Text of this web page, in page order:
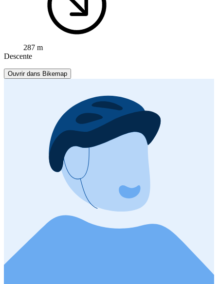
287 m
Descente
Ouvrir dans Bikemap